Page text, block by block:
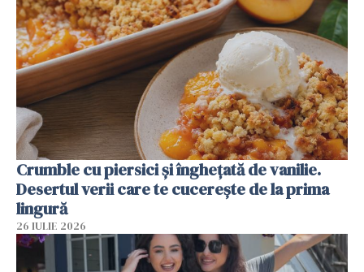
Crumble cu piersici și înghețată de vanilie.
Desertul verii care te cucerește de la prima
lingură
26 IULIE 2026